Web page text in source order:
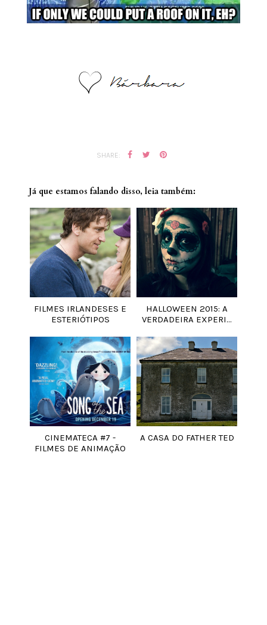
SHARE:
Já que estamos falando disso, leia também:
FILMES IRLANDESES E
ESTERIÓTIPOS
HALLOWEEN 2015: A
VERDADEIRA EXPERI...
CINEMATECA #7 -
FILMES DE ANIMAÇÃO
A CASA DO FATHER TED